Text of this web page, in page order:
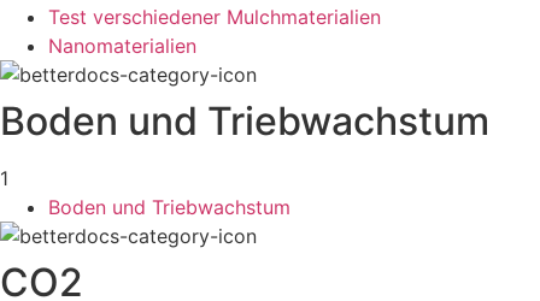
Test verschiedener Mulchmaterialien
Nanomaterialien
Boden und Triebwachstum
1
Boden und Triebwachstum
CO2